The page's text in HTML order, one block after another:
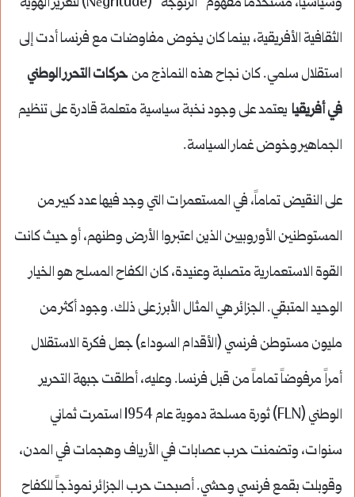
الثقافية الأفريقية، بينما كان يخوض مفاوضات مع فرنسا أدت إلى
استقلال سلمي. كان نجاح هذه النماذج منحركات التحرر الوطني
في أفريقيا يعتمد على وجود نخبة سياسية متعلمة قادرة على تنظيم
الجماهير وخوض غمار السياسة.
على النقيض تماماً، في المستعمرات التي وجد فيها عدد كبير من
المستوطنين الأوروبيين الذين اعتبروا الأرض وطنهم، أو حيث كانت
القوة الاستعمارية متصلبة وعنيدة، كان الكفاح المسلح هو الخيار
الوحيد المتبقي. الجزائر هي المثال الأبرز على ذلك. وجود أكثر من
مليون مستوطن فرنسي (الأقدام السوداء) جعل فكرة الاستقلال
أمراً مرفوضاً تماماً من قبل فرنسا. وعليه، أطلقت جبهة التحرير
الوطني (FLN) ثورة مسلحة دموية عام 1954 استمرت ثماني
سنوات، وتضمنت حرب عصابات في الأرياف وهجمات في المدن،
وقوبلت بقمع فرنسي وحشي. أصبحت حرب الجزائر نموذجاً للكفاح